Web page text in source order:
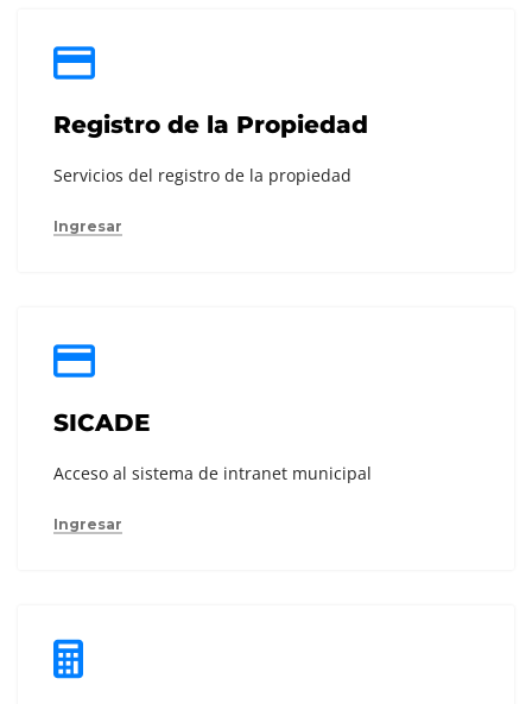
Registro de la Propiedad
Servicios del registro de la propiedad
Ingresar
SICADE
Acceso al sistema de intranet municipal
Ingresar